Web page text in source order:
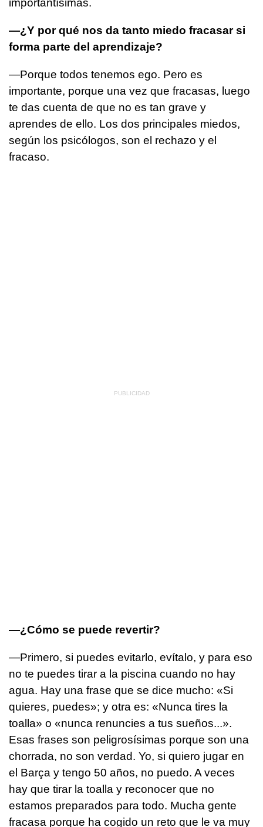
importantísimas.
—¿Y por qué nos da tanto miedo fracasar si
forma parte del aprendizaje?
—Porque todos tenemos ego. Pero es
importante, porque una vez que fracasas, luego
te das cuenta de que no es tan grave y
aprendes de ello. Los dos principales miedos,
según los psicólogos, son el rechazo y el
fracaso.
—¿Cómo se puede revertir?
—Primero, si puedes evitarlo, evítalo, y para eso
no te puedes tirar a la piscina cuando no hay
agua. Hay una frase que se dice mucho: «Si
quieres, puedes»; y otra es: «Nunca tires la
toalla» o «nunca renuncies a tus sueños...».
Esas frases son peligrosísimas porque son una
chorrada, no son verdad. Yo, si quiero jugar en
el Barça y tengo 50 años, no puedo. A veces
hay que tirar la toalla y reconocer que no
estamos preparados para todo. Mucha gente
fracasa porque ha cogido un reto que le va muy